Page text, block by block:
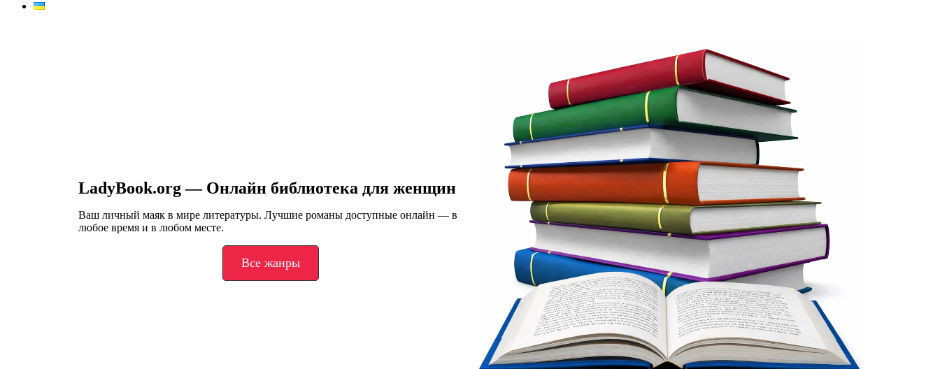
LadyBook.org — Онлайн библиотека для женщин
Ваш личный маяк в мире литературы. Лучшие романы доступные онлайн — в
любое время и в любом месте.
Все жанры